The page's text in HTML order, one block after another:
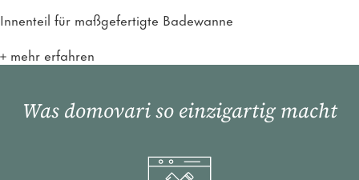
Innenteil für maßgefertigte Badewanne
mehr erfahren
Was domovari so einzigartig macht